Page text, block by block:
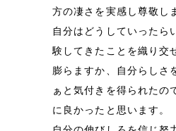
方の凄さを実感し尊敬し
自分はどうしていったら
験してきたことを織り交
膨らますか、自分らしさ
ぁと気付きを得られたの
に良かったと思います。